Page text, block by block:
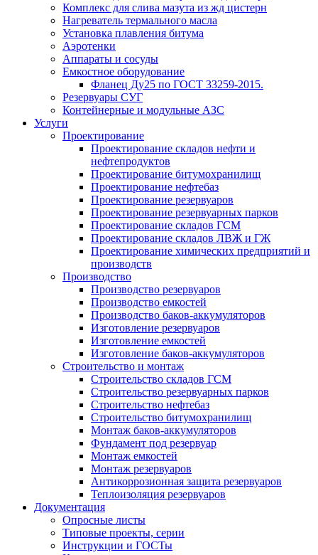
Комплекс для слива мазута из жд цистерн
Нагреватель термального масла
Установка плавления битума
Аэротенки
Аппараты и сосуды
Емкостное оборудование
Фланец Ду25 по ГОСТ 33259-2015.
Резервуары СУГ
Контейнерные и модульные АЗС
Услуги
Проектирование
Проектирование складов нефти и
нефтепродуктов
Проектирование битумохранилищ
Проектирование нефтебаз
Проектирование резервуаров
Проектирование резервуарных парков
Проектирование складов ГСМ
Проектирование складов ЛВЖ и ГЖ
Проектирование химических предприятий и
производств
Производство
Производство резервуаров
Производство емкостей
Производство баков-аккумуляторов
Изготовление резервуаров
Изготовление емкостей
Изготовление баков-аккумуляторов
Строительство и монтаж
Строительство складов ГСМ
Строительство резервуарных парков
Строительство нефтебаз
Строительство битумохранилищ
Монтаж баков-аккумуляторов
Фундамент под резервуар
Монтаж емкостей
Монтаж резервуаров
Антикоррозионная защита резервуаров
Теплоизоляция резервуаров
Документация
Опросные листы
Типовые проекты, серии
Инструкции и ГОСТы